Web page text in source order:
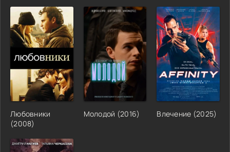
Любовники
(2008)
Молодой (2016) Влечение (2025)